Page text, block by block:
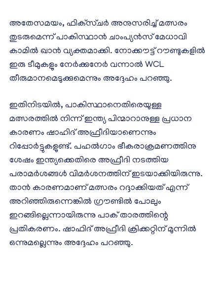
അതേസമയം, ഫിക്‌സ്ചര്‍ അനുസരിച്ച് മത്സരം
തുടരുമെന്ന് പാകിസ്ഥാന്‍ ചാംപ്യന്‍സ് മേധാവി
കാമില്‍ ഖാന്‍ വ്യക്തമാക്കി. നോക്കൗട്ട് റൗണ്ടുകളില്‍
ഇരു ടീമുകളും നേര്‍ക്കുനേര്‍ വന്നാല്‍ WCL
തീരുമാനമെടുക്കുമെന്നും അദ്ദേഹം പറഞ്ഞു.
ഇതിനിടയില്‍, പാകിസ്ഥാനെതിരെയുള്ള
മത്സരത്തില്‍ നിന്ന് ഇന്ത്യ പിന്മാറാനുള്ള പ്രധാന
കാരണം ഷാഹിദ് അഫ്രീദിയാണെന്നും
റിപ്പോര്‍ട്ടുകളുണ്ട്. പഹല്‍ഗാം ഭീകരാക്രമണത്തിനു
ശേഷം ഇന്ത്യക്കെതിരെ അഫ്രീദി നടത്തിയ
പരാമര്‍ശങ്ങള്‍ വിമര്‍ശനത്തിന് ഇടയാക്കിയിരുന്നു.
താന്‍ കാരണമാണ് മത്സരം റദ്ദാക്കിയത് എന്ന്
അറിഞ്ഞിരുന്നെങ്കില്‍ ഗ്രൗണ്ടില്‍ പോലും
ഇറങ്ങില്ലെന്നായിരുന്നു പാക് താരത്തിന്റെ
പ്രതികരണം. ഷാഫിദ് അഫ്രീദി ക്രിക്കറ്റിന് മുന്നില്‍
ഒന്നുമല്ലെന്നും അദ്ദേഹം പറഞ്ഞു.